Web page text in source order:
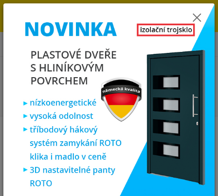
OBJEDNÁVKOU. MÁME 7 000 OKEN A DVEŘÍ SKLADEM U NÁS V
KLATOVECH.
0
0,00 Kč
Plastová okna
plastové okno sklepní 80x40 cm, sklopné,
antracit/bílá, PREMIUM 7000
plastové okno sklepní 80x40 cm,
sklopné, antracit/bílá, PREMIUM
7000